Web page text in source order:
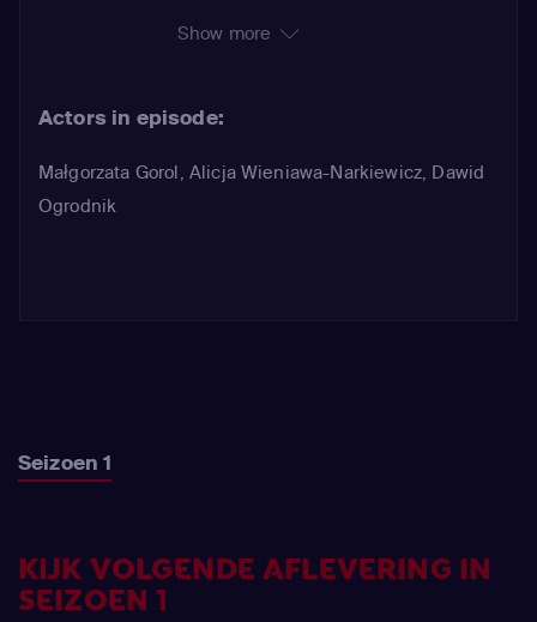
duistere geheimen te verbergen
politie blijft de ondergrondse tunnels
Show more
Actors in episode:
Małgorzata Gorol, Alicja Wieniawa-Narkiewicz, Dawid
Ogrodnik
Seizoen 1
KIJK VOLGENDE AFLEVERING IN
SEIZOEN 1